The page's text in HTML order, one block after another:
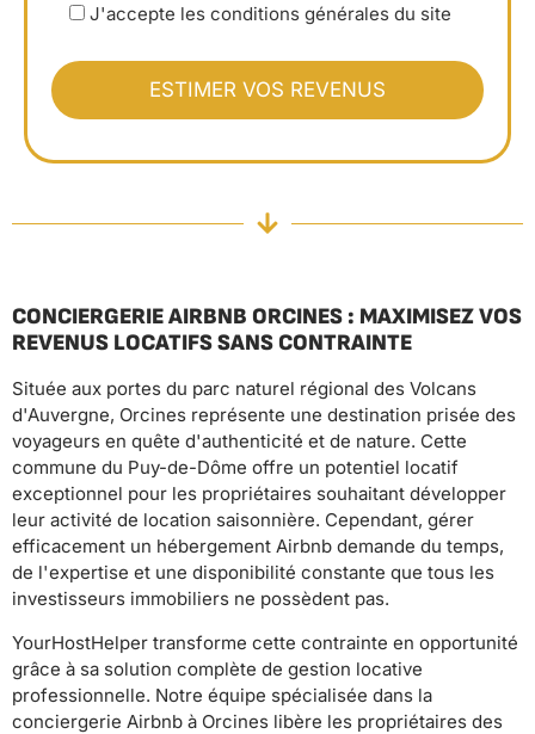
J'accepte les conditions générales du site
CONCIERGERIE AIRBNB ORCINES : MAXIMISEZ VOS
REVENUS LOCATIFS SANS CONTRAINTE
Située aux portes du parc naturel régional des Volcans
d'Auvergne, Orcines représente une destination prisée des
voyageurs en quête d'authenticité et de nature. Cette
commune du Puy-de-Dôme offre un potentiel locatif
exceptionnel pour les propriétaires souhaitant développer
leur activité de location saisonnière. Cependant, gérer
efficacement un hébergement Airbnb demande du temps,
de l'expertise et une disponibilité constante que tous les
investisseurs immobiliers ne possèdent pas.
YourHostHelper transforme cette contrainte en opportunité
grâce à sa solution complète de gestion locative
professionnelle. Notre équipe spécialisée dans la
conciergerie Airbnb à Orcines libère les propriétaires des